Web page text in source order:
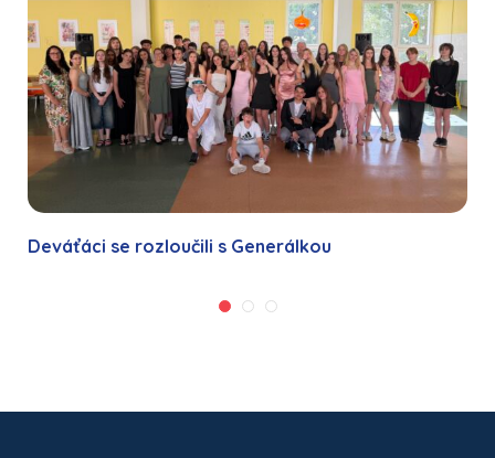
Deváťáci se rozloučili s Generálkou